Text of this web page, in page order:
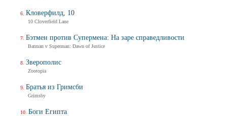
Кловерфилд, 10
10 Cloverfield Lane
Бэтмен против Супермена: На заре справедливости
Batman v Superman: Dawn of Justice
Зверополис
Zootopia
Братья из Гримсби
Grimsby
Боги Египта